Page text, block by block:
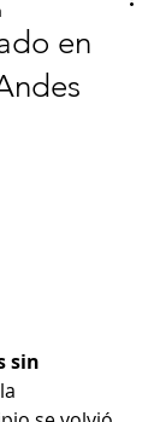
en
sin
la